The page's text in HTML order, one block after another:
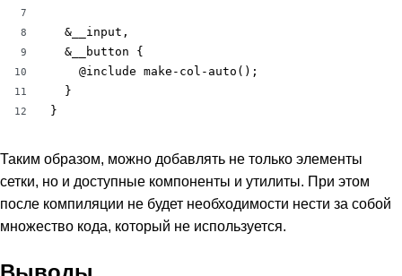
7
8
9
10
11
12
  &__input,
  &__button {
    @include make-col-auto();
  }
}
Таким образом, можно добавлять не только элементы
сетки, но и доступные компоненты и утилиты. При этом
после компиляции не будет необходимости нести за собой
множество кода, который не используется.